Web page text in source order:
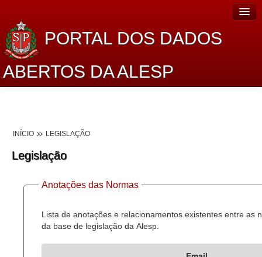
PORTAL DOS DADOS
ABERTOS DA ALESP
Dados Abertos Alesp
Lei de Acesso à Informação
Dados Governamentais Abertos
Planejamento
INÍCIO LEGISLAÇÃO
Legislação
Anotações das Normas
Lista de anotações e relacionamentos existentes entre as
da base de legislação da Alesp.